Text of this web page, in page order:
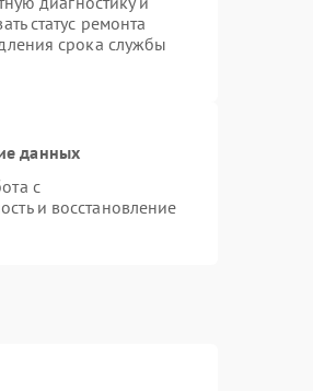
статус ремонта
срока службы
данных
с
и восстановление